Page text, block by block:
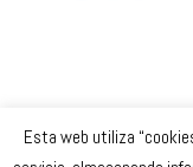
Celta
Esta web utiliza